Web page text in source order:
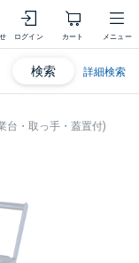
ログイン カート メニュー
検索 詳細検索
台・取っ手・蓋置付)